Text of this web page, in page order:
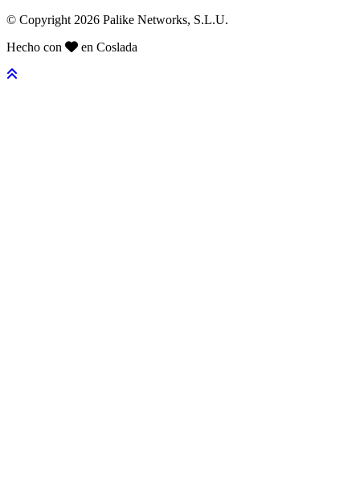
© Copyright 2026 Palike Networks, S.L.U.
Hecho con
en Coslada